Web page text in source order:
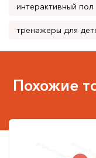
интерактивный пол
тренажеры для
Похожие